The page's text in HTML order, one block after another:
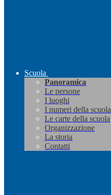
Scuola
Panoramica
Le persone
I luoghi
I numeri della scuola
Le carte della scuola
Organizzazione
La storia
Contatti